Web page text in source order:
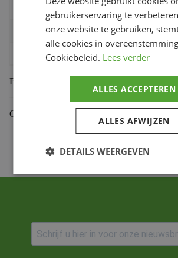
Bihr productcode 1108865003 ,
Productmerk
Beoordelingen (0)
Gekoppelde Motoren
gebruikerservaring te
onze website te gebruiken,
alle cookies in
Cookiebeleid. Lees verder
ALLES ACCEPTEREN
ALLES AFWIJZEN
DETAILS WEERGEVEN